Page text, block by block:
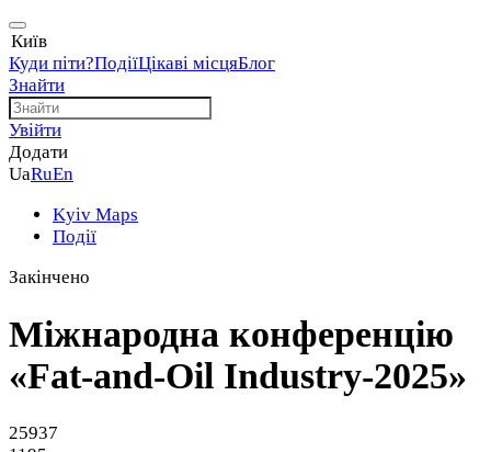
Київ
Куди піти?ПодіїЦікаві місцяБлог
Знайти
Увійти
Додати
UaRuEn
Kyiv Maps
Події
Закінчено
Міжнародна конференцію
«Fat-and-Oil Industry-2025»
25937